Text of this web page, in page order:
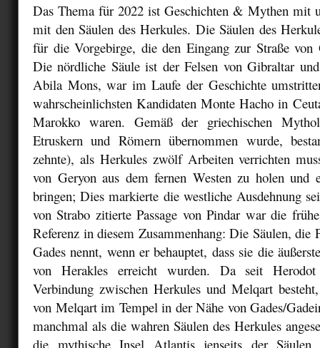
Das Thema für 2022 ist Geschichten & Mythen mit
mit den Säulen des Herkules. Die Säulen des
für die Vorgebirge, die den Eingang zur Straße von
Die nördliche Säule ist der Felsen von Gibraltar
Abila Mons, war im Laufe der Geschichte
wahrscheinlichsten Kandidaten Monte Hacho in
Marokko waren. Gemäß der griechischen
Etruskern und Römern übernommen wurde,
zehnte), als Herkules zwölf Arbeiten verrichten
von Geryon aus dem fernen Westen zu holen und
bringen; Dies markierte die westliche Ausdehnung
von Strabo zitierte Passage von Pindar war die
Referenz in diesem Zusammenhang: Die Säulen, die
Gades nennt, wenn er behauptet, dass sie die
von Herakles erreicht wurden. Da seit Herodot
Verbindung zwischen Herkules und Melqart
von Melqart im Tempel in der Nähe von Gades/
manchmal als die wahren Säulen des Herkules
die mythische Insel Atlantis jenseits der